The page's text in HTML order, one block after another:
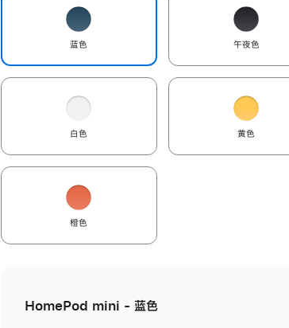
蓝色 午夜色
白色 黄色
橙色
HomePod mini - 蓝色